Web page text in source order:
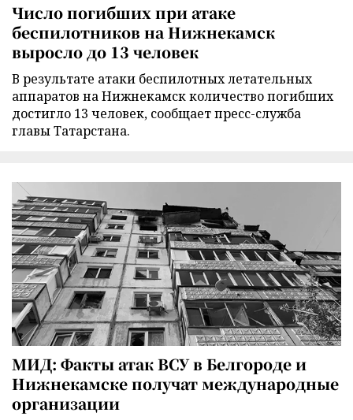
Число погибших при атаке
беспилотников на Нижнекамск
выросло до 13 человек
В результате атаки беспилотных летательных
аппаратов на Нижнекамск количество погибших
достигло 13 человек, сообщает пресс-служба
главы Татарстана.
МИД: Факты атак ВСУ в Белгороде и
Нижнекамске получат международные
организации